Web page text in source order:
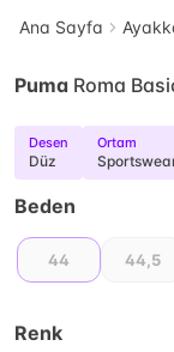
Ana Sayfa
Puma Roma
Desen
Düz
Ortam
Beden
44 44,5
Renk